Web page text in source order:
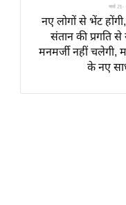
टेक्नॉलॉजी
ब्यूटी/फैशन
घरेलू नुस्खे
पर्यटन स्थल
फिटनेस मंत्रा
नए लोगों से भेंट
संतान की प्रगति
मनमर्जी नहीं चलेगी,
के नए